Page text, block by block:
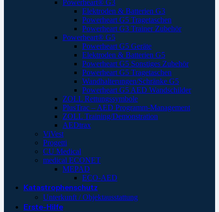
Powerheart® G3
Elektroden & Batterien G3
Powerheart G5 Tragetaschen
Powerheart G3 Trainer Zubehör
Powerheart® G5
Powerheart G5 Geräte
Elektroden & Batterien G5
Powerheart G5 Sonstiges Zubehör
Powerheart G5 Tragetaschen
Wandhalterungen/Schränke G5
Powerheart G5 AED Wandschilder
ZOLL Rettungssymbole
PlusTrac – AED Programm-Management
ZOLL Training/Demonstration
AEDtrax
ViVest
Progetti
CU Medical
medical ECONET
MEPAD
ECO-AED
Katastrophenschutz
Unterkunft / Objektausstattung
Erste-Hilfe